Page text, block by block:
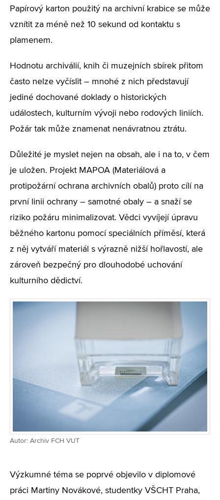
Papírový karton použitý na archivní krabice se může
vznítit za méně než 10 sekund od kontaktu s
plamenem.
Hodnotu archiválií, knih či muzejních sbírek přitom
často nelze vyčíslit – mnohé z nich představují
jediné dochované doklady o historických
událostech, kulturním vývoji nebo rodových liniích.
Požár tak může znamenat nenávratnou ztrátu.
Důležité je myslet nejen na obsah, ale i na to, v čem
je uložen. Projekt MAPOA (Materiálová a
protipožární ochrana archivních obalů) proto cílí na
první linii ochrany – samotné obaly – a snaží se
riziko požáru minimalizovat. Vědci vyvíjejí úpravu
běžného kartonu pomocí speciálních příměsí, která
z něj vytváří materiál s výrazně nižší hořlavostí, ale
zároveň bezpečný pro dlouhodobé uchování
kulturního dědictví.
Autor: Archiv FCH VUT
Výzkumné téma se poprvé objevilo v diplomové
práci Martiny Novákové, studentky VŠCHT Praha,